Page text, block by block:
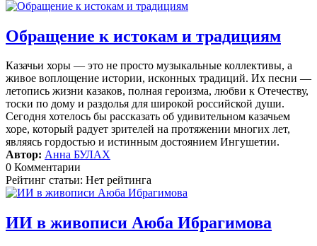
Обращение к истокам и традициям
Казачьи хоры — это не просто музыкальные коллективы, а
живое воплощение истории, исконных традиций. Их песни —
летопись жизни казаков, полная героизма, любви к Отечеству,
тоски по дому и раздолья для широкой российской души.
Сегодня хотелось бы рассказать об удивительном казачьем
хоре, который радует зрителей на протяжении многих лет,
являясь гордостью и истинным достоянием Ингушетии.
Автор: Анна БУЛАХ
0 Комментарии
Рейтинг статьи: Нет рейтинга
ИИ в живописи Аюба Ибрагимова